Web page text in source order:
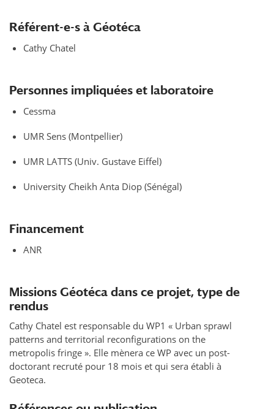
Référent-e-s à Géotéca
Cathy Chatel
Personnes impliquées et laboratoire
Cessma
UMR Sens (Montpellier)
UMR LATTS (Univ. Gustave Eiffel)
University Cheikh Anta Diop (Sénégal)
Financement
ANR
Missions Géotéca dans ce projet, type de
rendus
Cathy Chatel est responsable du WP1 « Urban sprawl
patterns and territorial reconfigurations on the
metropolis fringe ». Elle mènera ce WP avec un post-
doctorant recruté pour 18 mois et qui sera établi à
Geoteca.